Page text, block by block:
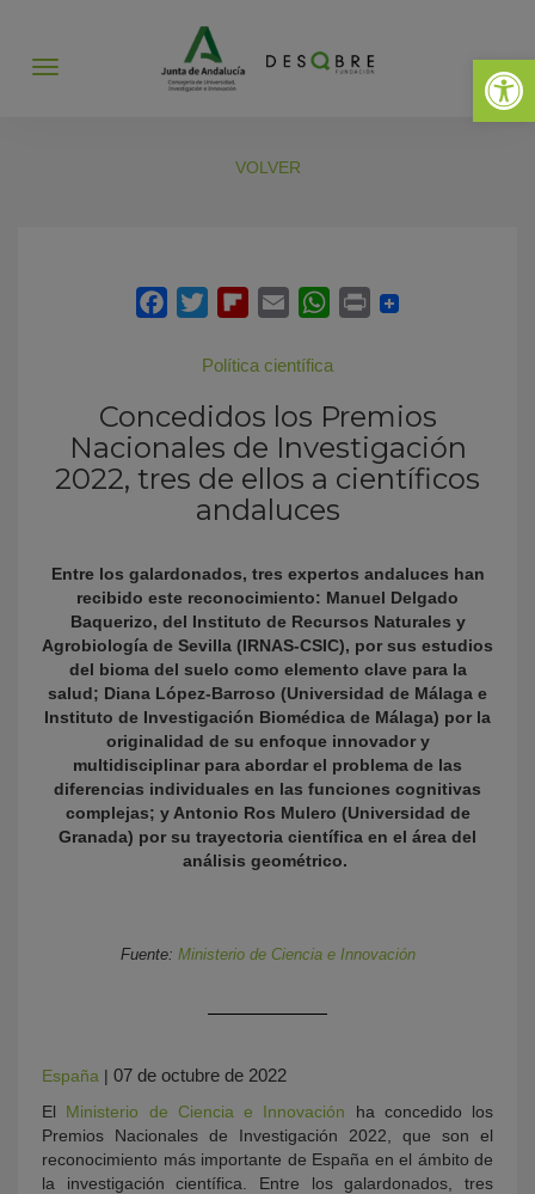
Abrir
Abrir
VOLVER
Política científica
Concedidos los Premios
Nacionales de Investigación
2022, tres de ellos a científicos
andaluces
Entre los galardonados, tres expertos andaluces han
recibido este reconocimiento: Manuel Delgado
Baquerizo, del Instituto de Recursos Naturales y
Agrobiología de Sevilla (IRNAS-CSIC), por sus estudios
del bioma del suelo como elemento clave para la
salud; Diana López-Barroso (Universidad de Málaga e
Instituto de Investigación Biomédica de Málaga) por la
originalidad de su enfoque innovador y
multidisciplinar para abordar el problema de las
diferencias individuales en las funciones cognitivas
complejas; y Antonio Ros Mulero (Universidad de
Granada) por su trayectoria científica en el área del
análisis geométrico.
Fuente: Ministerio de Ciencia e Innovación
España | 07 de octubre de 2022
El Ministerio de Ciencia e Innovación ha concedido los
Premios Nacionales de Investigación 2022, que son el
reconocimiento más importante de España en el ámbito de
la investigación científica. Entre los galardonados, tres